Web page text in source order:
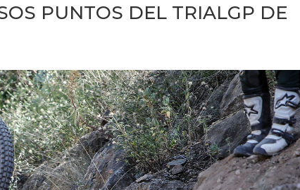
PUNTOS DEL TRIALGP DE